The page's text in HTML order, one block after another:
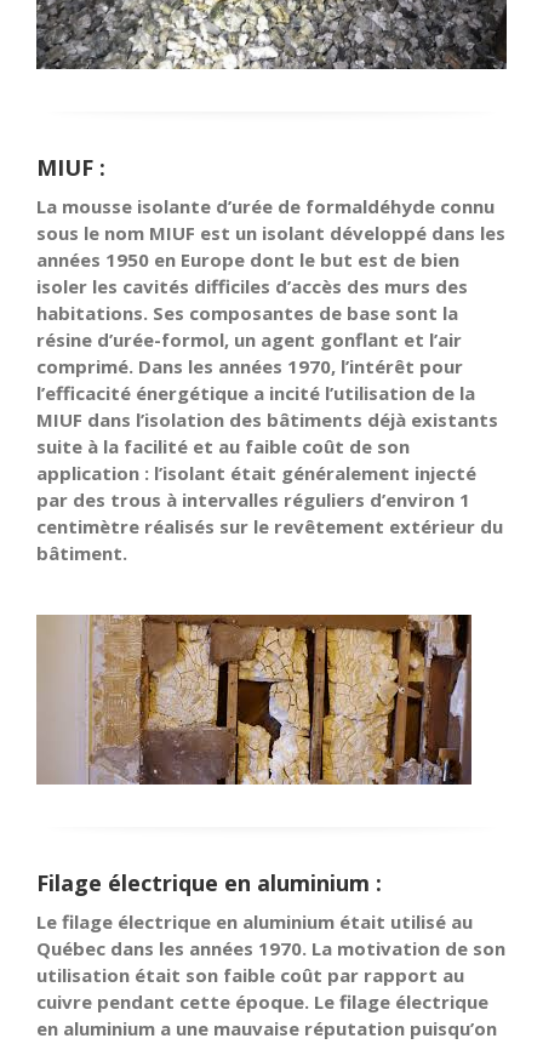
MIUF :
La mousse isolante d’urée de formaldéhyde connu
sous le nom MIUF est un isolant développé dans les
années 1950 en Europe dont le but est de bien
isoler les cavités difficiles d’accès des murs des
habitations. Ses composantes de base sont la
résine d’urée-formol, un agent gonflant et l’air
comprimé. Dans les années 1970, l’intérêt pour
l’efficacité énergétique a incité l’utilisation de la
MIUF dans l’isolation des bâtiments déjà existants
suite à la facilité et au faible coût de son
application : l’isolant était généralement injecté
par des trous à intervalles réguliers d’environ 1
centimètre réalisés sur le revêtement extérieur du
bâtiment.
Filage électrique en aluminium :
Le filage électrique en aluminium était utilisé au
Québec dans les années 1970. La motivation de son
utilisation était son faible coût par rapport au
cuivre pendant cette époque. Le filage électrique
en aluminium a une mauvaise réputation puisqu’on